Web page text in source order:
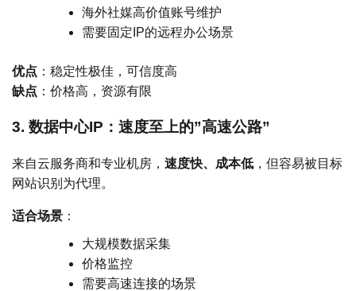
海外社媒高价值账号维护
需要固定IP的远程办公场景
优点 ：稳定性极佳，可信度高
缺点 ：价格高，资源有限
3. 数据中心IP：速度至上的”高速公路”
来自云服务商和专业机房， 速度快、成本低 ，但容易被目标
网站识别为代理。
适合场景 ：
大规模数据采集
价格监控
需要高速连接的场景